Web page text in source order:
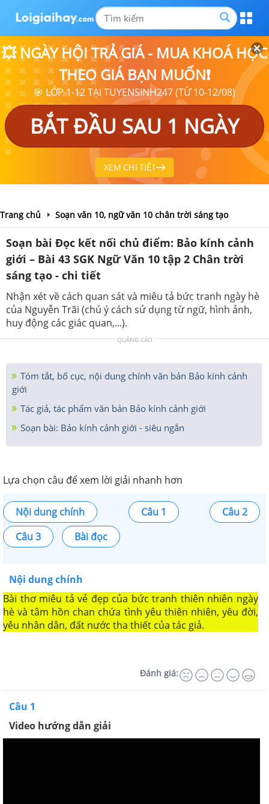
💥 NGÀY HỘI TRẢ GIÁ - MUA KHOÁ HỌC
THEO GIÁ BẠN MUỐN❗
🎯 LỚP 1-12 TẠI TUYENSINH247 (TỪ 10-12/08)
BẮT ĐẦU SAU 1 NGÀY
XEM CHI TIẾT
Trang chủ Soạn văn 10, ngữ văn 10 chân trời sáng tạo
Soạn bài Đọc kết nối chủ điểm: Bảo kính cảnh
giới – Bài 43 SGK Ngữ Văn 10 tập 2 Chân trời
sáng tạo - chi tiết
Nhận xét về cách quan sát và miêu tả bức tranh ngày hè
của Nguyễn Trãi (chú ý cách sử dụng từ ngữ, hình ảnh,
huy động các giác quan,...).
QUẢNG CÁO
Tóm tắt, bố cục, nội dung chính văn bản Bảo kính cảnh
giới
Tác giả, tác phẩm văn bản Bảo kính cảnh giới
Soạn bài: Bảo kính cảnh giới - siêu ngắn
Lựa chọn câu để xem lời giải nhanh hơn
Nội dung chính Câu 1
Câu 2
Câu 3
Bài đọc
Nội dung chính
Bài thơ miêu tả vẻ đẹp của bức tranh thiên nhiên ngày
hè và tâm hồn chan chứa tình yêu thiên nhiên, yêu đời,
yêu nhân dân, đất nước tha thiết của tác giả.
Đánh giá:
Câu 1
Video hướng dẫn giải